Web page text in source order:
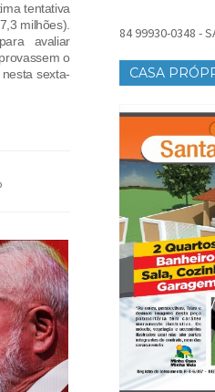
tentativa
milhões).
avaliar
o
sexta-
84 99930-0348 -
CASA